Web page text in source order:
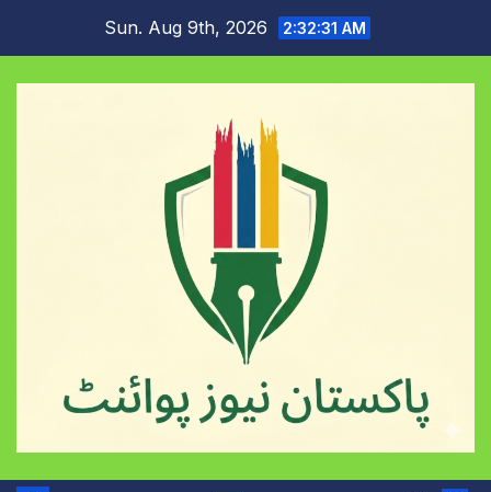
content
Sun. Aug 9th, 2026 2:32:32 AM